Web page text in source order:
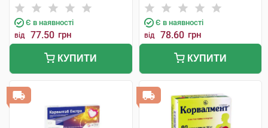
Є в наявності
від 77.50 грн
КУПИТИ
Є в наявності
від 78.60 грн
КУПИТИ